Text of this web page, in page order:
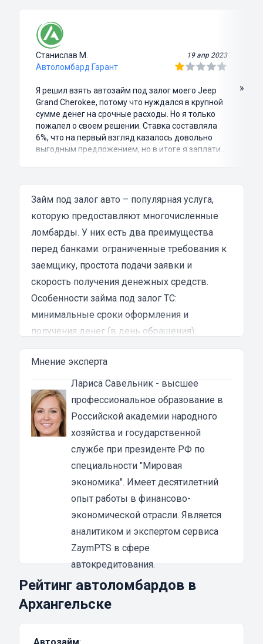
Станислав М. 19 апр 2023
Автоломбард Гарант
Я решил взять автозайм под залог моего Jeep
Grand Cherokee, потому что нуждался в крупной
сумме денег на срочные расходы. Но я только
пожалел о своем решении. Ставка составляла
6%, что на первый взгляд казалось довольно
выгодным предложением, но в итоге я заплатил
затянутым и занял много времени и усилий.
Никакого профессионализма и
Разочарование и раздражение - это все, что я
испытал в результате этого кредита...
»
Займ под залог авто – популярная услуга,
которую предоставляют многочисленные
ломбарды. У них есть два преимущества
перед банками: ограниченные требования к
заемщику, простота подачи заявки и
скорость получения денежных средств.
Особенности займа под залог ТС:
минимальные сроки оформления и
получения денег (в день обращения);
выгодные условия кредитования,
заключающиеся в пониженной ставке,
большом лимите и длительных сроках
погашения;
возможность вернуть долг досрочно и снять
залог без дальнейшей оплаты процентов;
большой выбор автоломбардов, что
повышает возможность получения займа и
выбора оптимального предложения на
лояльных для клиента условиях;
заемщику только требуется предоставить
исправный автомобиль и документы на
деньги выдаются несколькими способами –
наличными или перечисляются на карту,
Автоломбарды занимаются выдачей займов
Мнение эксперта
Лариса Савельник- высшее
профессиональное образование в
Российской академии народного
хозяйства и государственной
службе при президенте РФ по
специальности "Мировая
экономика". Имеет десятилетний
опыт работы в финансово-
экономической отрасли. Является
аналитиком и экспертом сервиса
ZaymPTS в сфере
автокредитования.
Рейтинг автоломбардов в
Архангельске